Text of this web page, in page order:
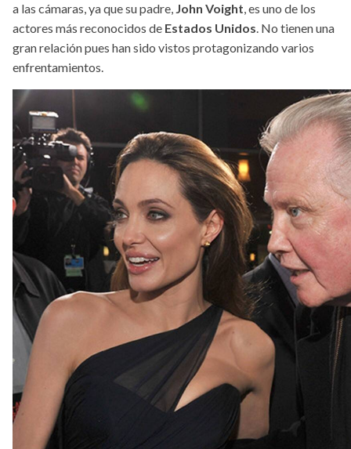
a las cámaras, ya que su padre, John Voight, es uno de los
actores más reconocidos de Estados Unidos. No tienen una
gran relación pues han sido vistos protagonizando varios
enfrentamientos.